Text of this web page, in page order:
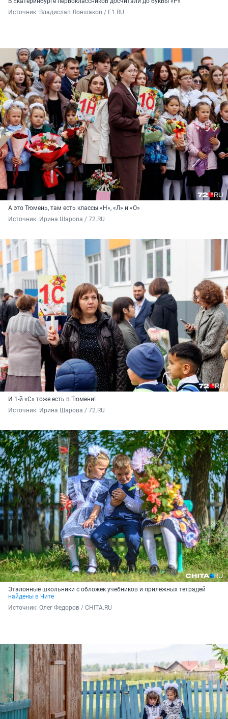
Источник: Владислав Лоншаков / E1.RU
А это Тюмень, там есть классы «Н», «Л» и «О»
Источник: Ирина Шарова / 72.RU
И 1-й «С» тоже есть в Тюмени!
Источник: Ирина Шарова / 72.RU
Эталонные школьники с обложек учебников и прилежных тетрадей
найдены в Чите
Источник: Олег Федоров / CHITA.RU